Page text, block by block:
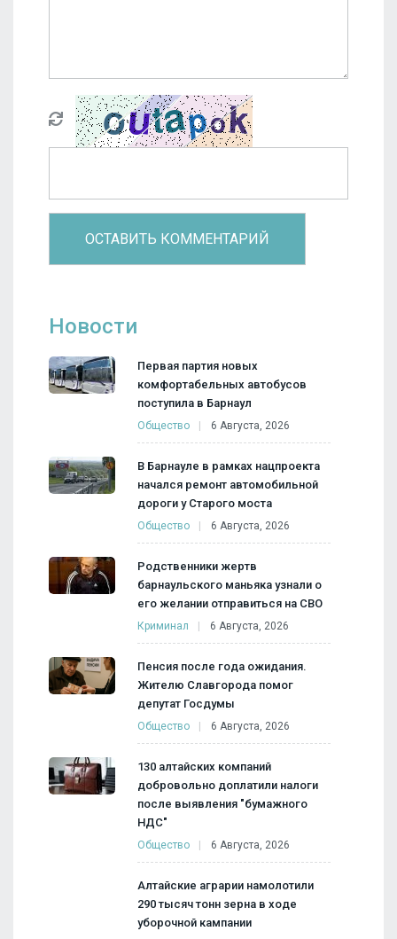
Новости
Первая партия новых
комфортабельных автобусов
поступила в Барнаул
Общество 6 Августа, 2026
В Барнауле в рамках нацпроекта
начался ремонт автомобильной
дороги у Старого моста
Общество 6 Августа, 2026
Родственники жертв
барнаульского маньяка узнали о
его желании отправиться на СВО
Криминал 6 Августа, 2026
Пенсия после года ожидания.
Жителю Славгорода помог
депутат Госдумы
Общество 6 Августа, 2026
130 алтайских компаний
добровольно доплатили налоги
после выявления "бумажного
НДС"
Общество 6 Августа, 2026
Алтайские аграрии намолотили
290 тысяч тонн зерна в ходе
уборочной кампании